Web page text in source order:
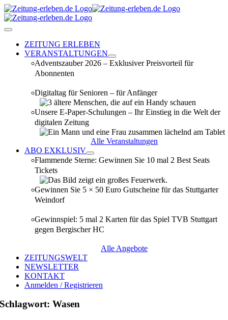
Zum
Inhalt
springen
Toggle
NavigationZEITUNG ERLEBEN
VERANSTALTUNGEN
Adventszauber 2026 – Exklusiver Preisvorteil für
Abonnenten
Digitaltag für Senioren – für Anfänger
Unsere E-Paper-Schulungen – Ihr Einstieg in die Welt der
digitalen Zeitung
Alle Veranstaltungen
ABO EXKLUSIV
Flammende Sterne: Gewinnen Sie 10 mal 2 Best Seats
Tickets
Gewinnen Sie 5 × 50 Euro Gutscheine für das Stuttgarter
Weindorf
Gewinnspiel: 5 mal 2 Karten für das Spiel TVB Stuttgart
gegen Bergischer HC
Alle Angebote
ZEITUNGSWELT
NEWSLETTER
KONTAKT
Anmelden / Registrieren
Schlagwort: Wasen